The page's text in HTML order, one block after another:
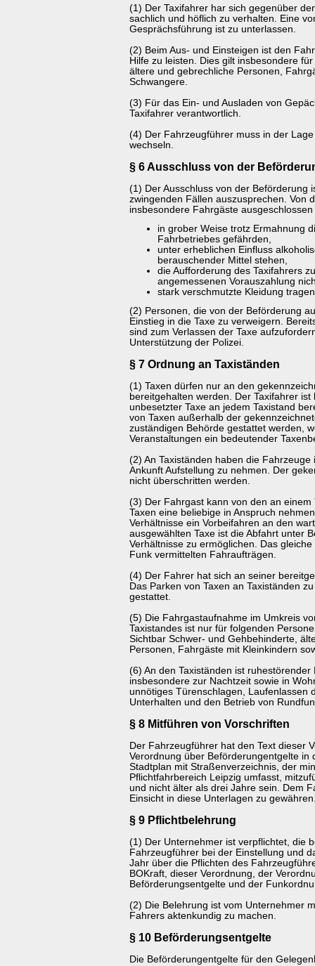
(1) Der Taxifahrer har sich gegenüber
sachlich und höflich zu verhalten. Eine
Gesprächsführung ist zu unterlassen.
(2) Beim Aus- und Einsteigen ist den
Hilfe zu leisten. Dies gilt insbesondere
ältere und gebrechliche Personen,
Schwangere.
(3) Für das Ein- und Ausladen von
Taxifahrer verantwortlich.
(4) Der Fahrzeugführer muss in der
wechseln.
§ 6 Ausschluss von der
(1) Der Ausschluss von der Beförderung
zwingenden Fällen auszusprechen. Von
insbesondere Fahrgäste
in grober Weise trotz Ermahnung
Fahrbetriebes gefährden,
unter erheblichen Einfluss
berauschender Mittel stehen,
die Aufforderung des Taxifahrers
angemessenen Vorauszahlung
stark verschmutzte Kleidung
(2) Personen, die von der Beförderung
Einstieg in die Taxe zu verweigern.
sind zum Verlassen der Taxe
Unterstützung der Polizei.
§ 7 Ordnung an Taxiständen
(1) Taxen dürfen nur an den
bereitgehalten werden. Der Taxifahrer ist
unbesetzter Taxe an jedem Taxistand
von Taxen außerhalb der
zuständigen Behörde gestattet werden,
Veranstaltungen ein bedeutender
(2) An Taxiständen haben die
Ankunft Aufstellung zu nehmen. Der
nicht überschritten werden.
(3) Der Fahrgast kann von den an einem
Taxen eine beliebige in Anspruch
Verhältnisse ein Vorbeifahren an den
ausgewählten Taxe ist die Abfahrt unter
Verhältnisse zu ermöglichen. Das
Funk vermittelten Fahraufträgen.
(4) Der Fahrer hat sich an seiner
Das Parken von Taxen an Taxiständen
gestattet.
(5) Die Fahrgastaufnahme im Umkreis
Taxistandes ist nur für folgenden
Sichtbar Schwer- und Gehbehinderte,
Personen, Fahrgäste mit Kleinkindern
(6) An den Taxiständen ist
insbesondere zur Nachtzeit sowie in
unnötiges Türenschlagen, Laufenlassen
Unterhalten und den Betrieb von
§ 8 Mitführen von Vorschriften
Der Fahrzeugführer hat den Text dieser
Verordnung über Beförderungentgelte in
Stadtplan mit Straßenverzeichnis, der
Pflichtfahrbereich Leipzig umfasst,
und nicht älter als drei Jahre sein. Dem
Einsicht in diese Unterlagen zu
§ 9 Pflichtbelehrung
(1) Der Unternehmer ist verpflichtet, die
Fahrzeugführer bei der Einstellung und
Jahr über die Pflichten des
BOKraft, dieser Verordnung, der
Beförderungsentgelte und der
(2) Die Belehrung ist vom Unternehmer
Fahrers aktenkundig zu machen.
§ 10 Beförderungsentgelte
Die Beförderungentgelte für den